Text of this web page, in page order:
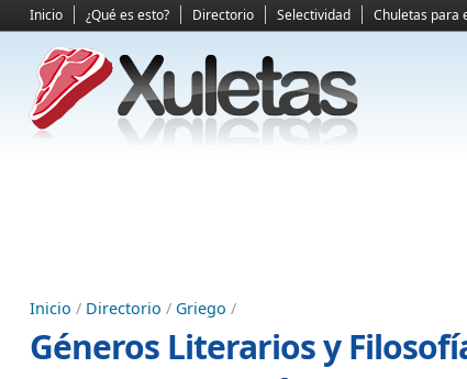
Inicio ¿Qué es esto? Directorio Selectividad Chuletas para
Inicio / Directorio / Griego /
Géneros Literarios y